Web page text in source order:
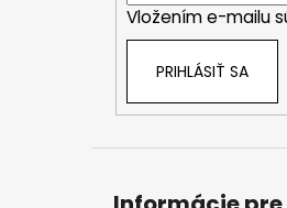
Vložením e-mailu
PRIHLÁSIŤ SA